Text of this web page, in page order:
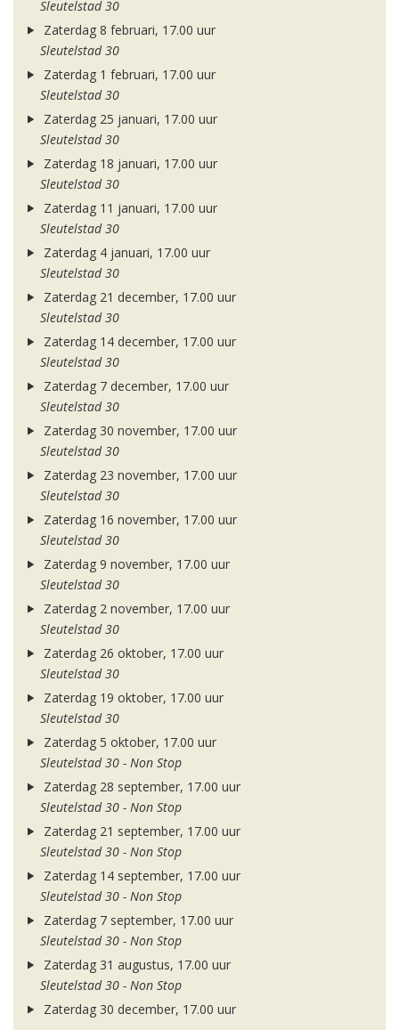
Sleutelstad 30
Zaterdag 8 februari, 17.00 uur
Sleutelstad 30
Zaterdag 1 februari, 17.00 uur
Sleutelstad 30
Zaterdag 25 januari, 17.00 uur
Sleutelstad 30
Zaterdag 18 januari, 17.00 uur
Sleutelstad 30
Zaterdag 11 januari, 17.00 uur
Sleutelstad 30
Zaterdag 4 januari, 17.00 uur
Sleutelstad 30
Zaterdag 21 december, 17.00 uur
Sleutelstad 30
Zaterdag 14 december, 17.00 uur
Sleutelstad 30
Zaterdag 7 december, 17.00 uur
Sleutelstad 30
Zaterdag 30 november, 17.00 uur
Sleutelstad 30
Zaterdag 23 november, 17.00 uur
Sleutelstad 30
Zaterdag 16 november, 17.00 uur
Sleutelstad 30
Zaterdag 9 november, 17.00 uur
Sleutelstad 30
Zaterdag 2 november, 17.00 uur
Sleutelstad 30
Zaterdag 26 oktober, 17.00 uur
Sleutelstad 30
Zaterdag 19 oktober, 17.00 uur
Sleutelstad 30
Zaterdag 5 oktober, 17.00 uur
Sleutelstad 30 - Non Stop
Zaterdag 28 september, 17.00 uur
Sleutelstad 30 - Non Stop
Zaterdag 21 september, 17.00 uur
Sleutelstad 30 - Non Stop
Zaterdag 14 september, 17.00 uur
Sleutelstad 30 - Non Stop
Zaterdag 7 september, 17.00 uur
Sleutelstad 30 - Non Stop
Zaterdag 31 augustus, 17.00 uur
Sleutelstad 30 - Non Stop
Zaterdag 30 december, 17.00 uur